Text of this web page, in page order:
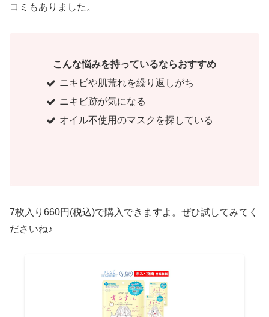
コミもありました。
こんな悩みを持っているならおすすめ
ニキビや肌荒れを繰り返しがち
ニキビ跡が気になる
オイル不使用のマスクを探している
7枚入り660円(税込)で購入できますよ。ぜひ試してみてく
ださいね♪